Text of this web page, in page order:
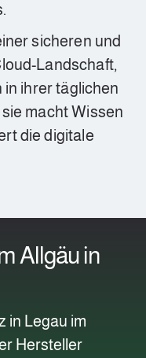
sicheren und
Landschaft,
ihrer täglichen
macht Wissen
die digitale
Allgäu in
in Legau im
Hersteller